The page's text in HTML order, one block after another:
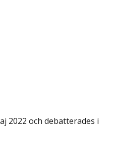
2022 och debatterades i